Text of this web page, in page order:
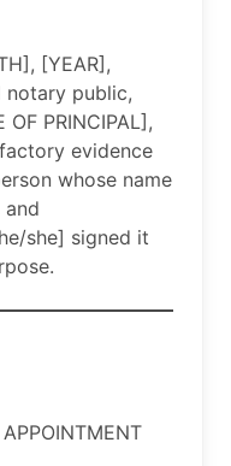
[YEAR],
notary public,
PRINCIPAL],
evidence
whose name
she] signed it
APPOINTMENT